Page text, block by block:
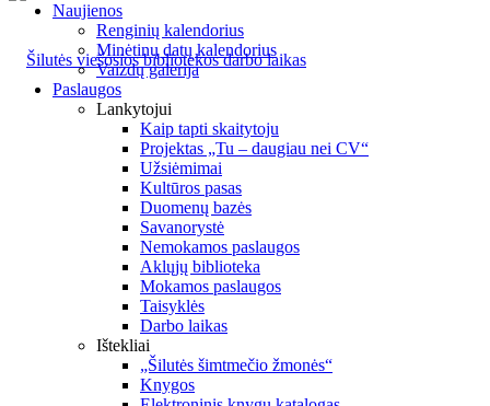
Naujienos
Renginių kalendorius
Minėtinų datų kalendorius
Vaizdų galerija
Paslaugos
Lankytojui
Kaip tapti skaitytoju
Projektas „Tu – daugiau nei CV“
Užsiėmimai
Kultūros pasas
Duomenų bazės
Savanorystė
Nemokamos paslaugos
Aklųjų biblioteka
Mokamos paslaugos
Taisyklės
Darbo laikas
Ištekliai
„Šilutės šimtmečio žmonės“
Knygos